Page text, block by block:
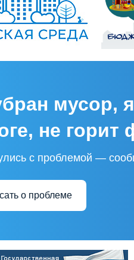
мусор,
не горит
с проблемой —
о проблеме